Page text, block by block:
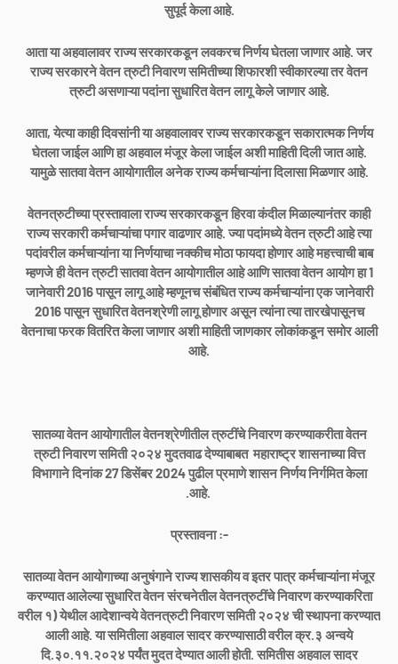
सुपूर्द केला आहे.
आता या अहवालावर राज्य सरकारकडून लवकरच निर्णय घेतला जाणार आहे. जर
राज्य सरकारने वेतन त्रुटी निवारण समितीच्या शिफारशी स्वीकारल्या तर वेतन
त्रुटी असणाऱ्या पदांना सुधारित वेतन लागू केले जाणार आहे.
आता, येत्या काही दिवसांनी या अहवालावर राज्य सरकारकडून सकारात्मक निर्णय
घेतला जाईल आणि हा अहवाल मंजूर केला जाईल अशी माहिती दिली जात आहे.
यामुळे सातवा वेतन आयोगातील अनेक राज्य कर्मचाऱ्यांना दिलासा मिळणार आहे.
वेतनत्रुटीच्या प्रस्तावाला राज्य सरकारकडून हिरवा कंदील मिळाल्यानंतर काही
राज्य सरकारी कर्मचाऱ्यांचा पगार वाढणार आहे. ज्या पदांमध्ये वेतन त्रुटी आहे त्या
पदांवरील कर्मचाऱ्यांना या निर्णयाचा नक्कीच मोठा फायदा होणार आहे महत्त्वाची बाब
म्हणजे ही वेतन त्रुटी सातवा वेतन आयोगातील आहे आणि सातवा वेतन आयोग हा 1
जानेवारी 2016 पासून लागू आहे म्हणूनच संबंधित राज्य कर्मचाऱ्यांना एक जानेवारी
2016 पासून सुधारित वेतनश्रेणी लागू होणार असून त्यांना त्या तारखेपासूनच
वेतनाचा फरक वितरित केला जाणार अशी माहिती जाणकार लोकांकडून समोर आली
आहे.
सातव्या वेतन आयोगातील वेतनश्रेणीतील त्रुटींचे निवारण करण्याकरीता वेतन
त्रुटी निवारण समिती २०२४ मुदतवाढ देण्याबाबत महाराष्ट्र शासनाच्या वित्त
विभागाने दिनांक 27 डिसेंबर 2024 पुढील प्रमाणे शासन निर्णय निर्गमित केला
.आहे.
प्रस्तावना :-
सातव्या वेतन आयोगाच्या अनुषंगाने राज्य शासकीय व इतर पात्र कर्मचाऱ्यांना मंजूर
करण्यात आलेल्या सुधारित वेतन संरचनेतील वेतनत्रुटींचे निवारण करण्याकरिता
वरील १) येथील आदेशान्वये वेतनत्रुटी निवारण समिती २०२४ ची स्थापना करण्यात
आली आहे. या समितीला अहवाल सादर करण्यासाठी वरील क्र.३ अन्वये
दि.३०.११.२०२४ पर्यंत मुदत देण्यात आली होती. समितीस अहवाल सादर